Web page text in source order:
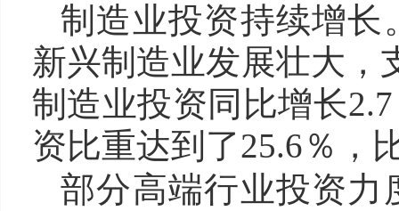
制造业投资持续增长
新兴制造业发展壮大
制造业投资同比增长
资比重达到了25.6％，
部分高端行业投资力